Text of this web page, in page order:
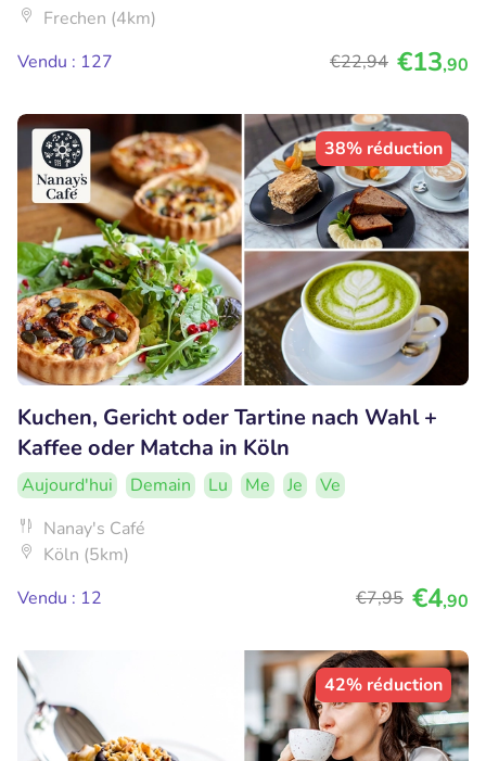
Frechen (4km)
Vendu : 127
€22,94 €13,90
38% réduction
Kuchen, Gericht oder Tartine nach Wahl +
Kaffee oder Matcha in Köln
Aujourd'hui Demain Lu Me Je
Ve
Nanay's Café
Köln (5km)
Vendu : 12
€7,95 €4,90
42% réduction